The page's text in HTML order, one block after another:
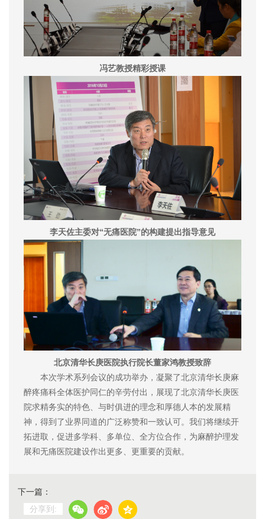
冯艺教授精彩授课
李天佐主委对“无痛医院”的构建提出指导意见
北京清华长庚医院执行院长董家鸿教授致辞
本次学术系列会议的成功举办，凝聚了北京清华长庚麻
醉疼痛科全体医护同仁的辛劳付出，展现了北京清华长庚医
院求精务实的特色、与时俱进的理念和厚德人本的发展精
神，得到了业界同道的广泛称赞和一致认可。我们将继续开
拓进取，促进多学科、多单位、全方位合作，为麻醉护理发
展和无痛医院建设作出更多、更重要的贡献。
下一篇：
分享到: